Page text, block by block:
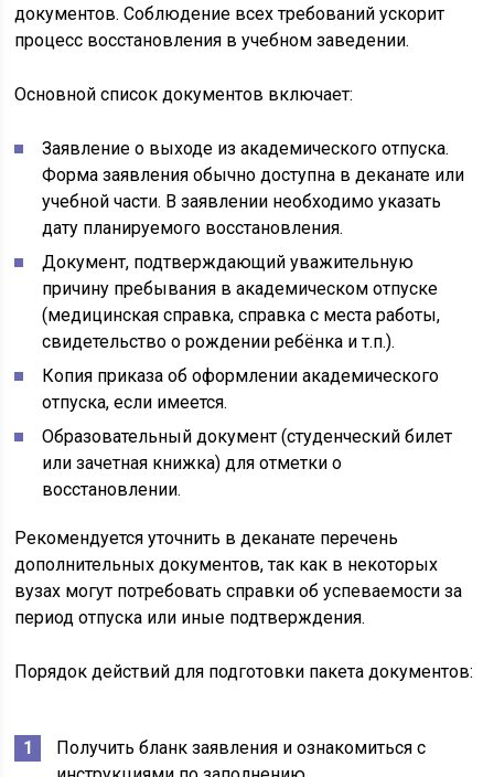
документов. Соблюдение всех требований ускорит
процесс восстановления в учебном заведении.
Основной список документов включает:
Заявление о выходе из академического отпуска.
Форма заявления обычно доступна в деканате или
учебной части. В заявлении необходимо указать
дату планируемого восстановления.
Документ, подтверждающий уважительную
причину пребывания в академическом отпуске
(медицинская справка, справка с места работы,
свидетельство о рождении ребёнка и т.п.).
Копия приказа об оформлении академического
отпуска, если имеется.
Образовательный документ (студенческий билет
или зачетная книжка) для отметки о
восстановлении.
Рекомендуется уточнить в деканате перечень
дополнительных документов, так как в некоторых
вузах могут потребовать справки об успеваемости за
период отпуска или иные подтверждения.
Порядок действий для подготовки пакета документов:
Получить бланк заявления и ознакомиться с